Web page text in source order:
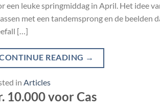
een leuke springmiddag in April. Het idee
met een tandemsprong en de beelden
[…]
READING →
in Articles
10.000 voor Cas